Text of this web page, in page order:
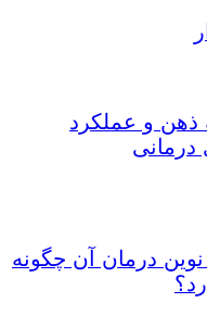
ذهن و عملکرد
درمانی
درمان آن چگونه